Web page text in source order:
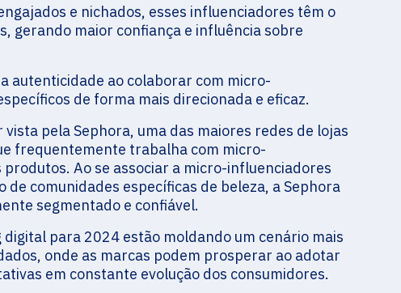
e nichados, esses influenciadores têm o
gerando maior confiança e influência sobre
autenticidade ao colaborar com micro-
de forma mais direcionada e eficaz.
pela Sephora, uma das maiores redes de lojas
frequentemente trabalha com micro-
Ao se associar a micro-influenciadores
comunidades específicas de beleza, a Sephora
segmentado e confiável.
para 2024 estão moldando um cenário mais
onde as marcas podem prosperar ao adotar
em constante evolução dos consumidores.